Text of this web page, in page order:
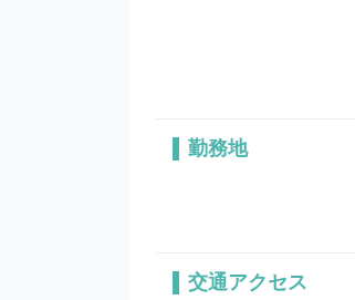
勤務地
交通アクセス